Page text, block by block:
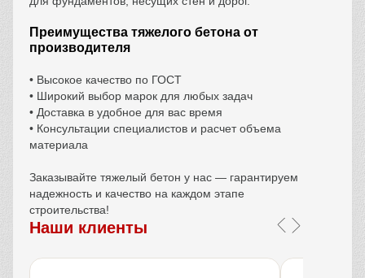
Преимущества тяжелого бетона от
производителя
• Высокое качество по ГОСТ
• Широкий выбор марок для любых задач
• Доставка в удобное для вас время
• Консультации специалистов и расчет объема
материала
Заказывайте тяжелый бетон у нас — гарантируем
надежность и качество на каждом этапе
строительства!
Наши клиенты